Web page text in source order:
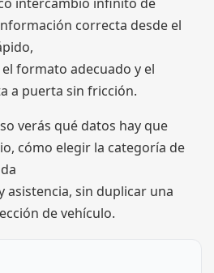
correcta desde el
formato adecuado y el
a puerta sin fricción.
verás qué datos hay que
cómo elegir la categoría de
asistencia, sin duplicar una
de vehículo.